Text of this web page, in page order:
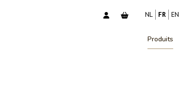
NL FR EN
Produits